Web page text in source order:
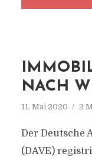
NACH
11. Mai 2020 2
Der Deutsche
(DAVE)